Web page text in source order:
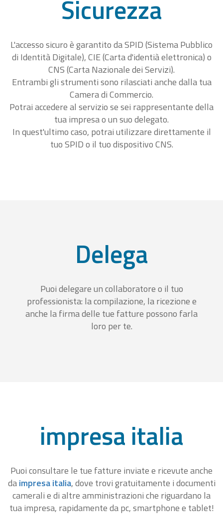
Sicurezza
L'accesso sicuro è garantito da SPID (Sistema Pubblico
di Identità Digitale), CIE (Carta d'identià elettronica) o
CNS (Carta Nazionale dei Servizi).
Entrambi gli strumenti sono rilasciati anche dalla tua
Camera di Commercio.
Potrai accedere al servizio se sei rappresentante della
tua impresa o un suo delegato.
In quest'ultimo caso, potrai utilizzare direttamente il
tuo SPID o il tuo dispositivo CNS.
Delega
Puoi delegare un collaboratore o il tuo
professionista: la compilazione, la ricezione e
anche la firma delle tue fatture possono farla
loro per te.
impresa italia
Puoi consultare le tue fatture inviate e ricevute anche
daimpresa italia, dove trovi gratuitamente i documenti
camerali e di altre amministrazioni che riguardano la
tua impresa, rapidamente da pc, smartphone e tablet!